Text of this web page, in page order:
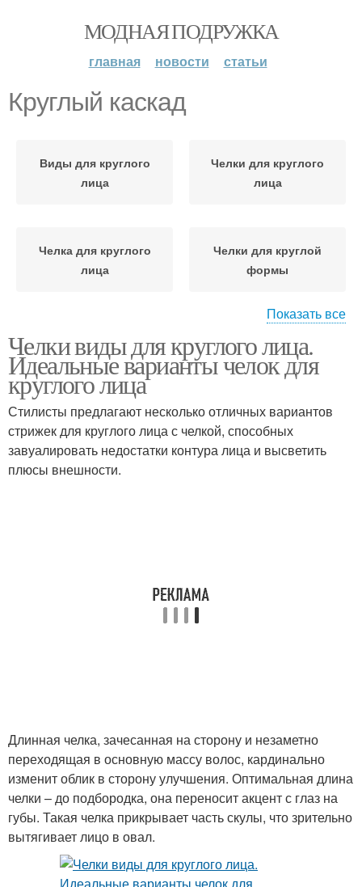
МОДНАЯ ПОДРУЖКА
главная новости статьи
Круглый каскад
Виды для круглого
лица
Челки для круглого
лица
Челка для круглого
лица
Челки для круглой
формы
Каскад с косой
Показать все
Челки виды для круглого лица.
Идеальные варианты челок для
круглого лица
Стилисты предлагают несколько отличных вариантов
стрижек для круглого лица с челкой, способных
завуалировать недостатки контура лица и высветить
плюсы внешности.
Длинная челка, зачесанная на сторону и незаметно
переходящая в основную массу волос, кардинально
изменит облик в сторону улучшения. Оптимальная длина
челки – до подбородка, она переносит акцент с глаз на
губы. Такая челка прикрывает часть скулы, что зрительно
вытягивает лицо в овал.